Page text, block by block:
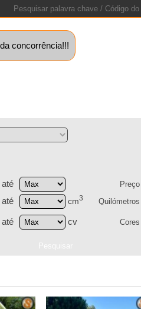
concorrência!!!
até Preço
até cm3 Quilómetros
até cv Cores